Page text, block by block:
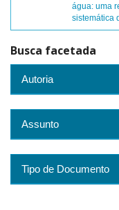
água: uma
sistemática
Busca facetada
Autoria
Assunto
Tipo de Documento